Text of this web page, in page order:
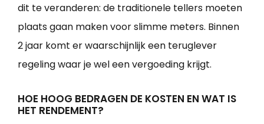
dit te veranderen: de traditionele tellers moeten
plaats gaan maken voor slimme meters. Binnen
2 jaar komt er waarschijnlijk een teruglever
regeling waar je wel een vergoeding krijgt.
HOE HOOG BEDRAGEN DE KOSTEN EN WAT IS
HET RENDEMENT?